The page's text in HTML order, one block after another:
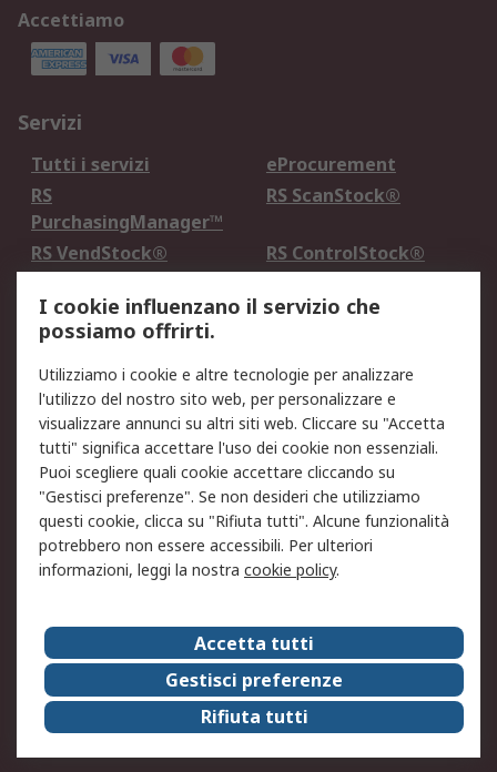
Accettiamo
Servizi
Tutti i servizi
eProcurement
RS
PurchasingManager™
RS ScanStock®
RS VendStock®
RS ControlStock®
Legale
Informativa Cookie
Informativa Privacy -
Aggiornata
Email Security
Termini d'uso
Condizioni di vendita
Condizioni generali di
servizio
Etica e responsabilità
Chi Siamo
Chi Siamo
Contattaci
Supporto
ESG
Carriere
RS Group
Discovery: il Blog di RS
I cookie influenzano il servizio che
possiamo offrirti.
Utilizziamo i cookie e altre tecnologie per analizzare
l'utilizzo del nostro sito web, per personalizzare e
visualizzare annunci su altri siti web. Cliccare su "Accetta
tutti" significa accettare l'uso dei cookie non essenziali.
Puoi scegliere quali cookie accettare cliccando su
"Gestisci preferenze". Se non desideri che utilizziamo
questi cookie, clicca su "Rifiuta tutti". Alcune funzionalità
potrebbero non essere accessibili. Per ulteriori
informazioni, leggi la nostra cookie policy.
Accetta tutti
Gestisci preferenze
Rifiuta tutti